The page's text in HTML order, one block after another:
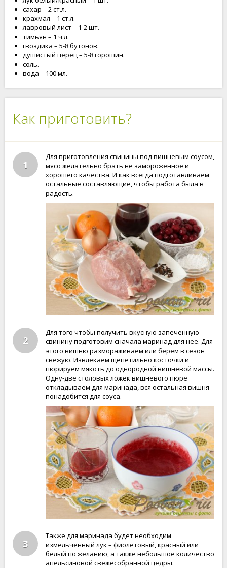
сахар – 2 ст.л.
крахмал – 1 ст.л.
лавровый лист – 1-2 шт.
тимьян – 1 ч.л.
гвоздика – 5-8 бутонов.
душистый перец – 5-8 горошин.
соль.
вода – 100 мл.
Как приготовить?
1
Для приготовления свинины под вишневым соусом,
мясо желательно брать не замороженное и
хорошего качества. И как всегда подготавливаем
остальные составляющие, чтобы работа была в
радость.
2
Для того чтобы получить вкусную запеченную
свинину подготовим сначала маринад для нее. Для
этого вишню размораживаем или берем в сезон
свежую. Извлекаем щепетильно косточки и
пюрируем мякоть до однородной вишневой массы.
Одну-две столовых ложек вишневого пюре
откладываем для маринада, вся остальная вишня
понадобится для соуса.
3
Также для маринада будет необходим
измельченный лук – фиолетовый, красный или
белый по желанию, а также небольшое количество
апельсиновой свежесобранной цедры.